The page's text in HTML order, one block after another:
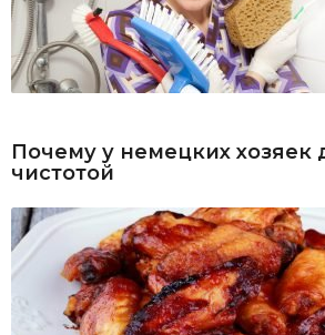
Почему у немецких хозяек
чистотой